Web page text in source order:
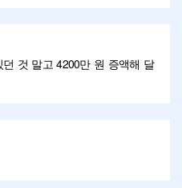
것 말고 4200만 원 증액해 달